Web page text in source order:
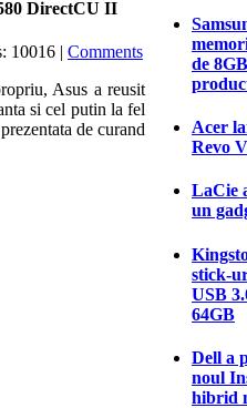
DirectCU II
10016 | Comments
Asus a reusit
si cel putin la fel
de curand
de
Acer
Revo
LaCie
un
stick-
USB
64GB
Dell a
noul
hibrid